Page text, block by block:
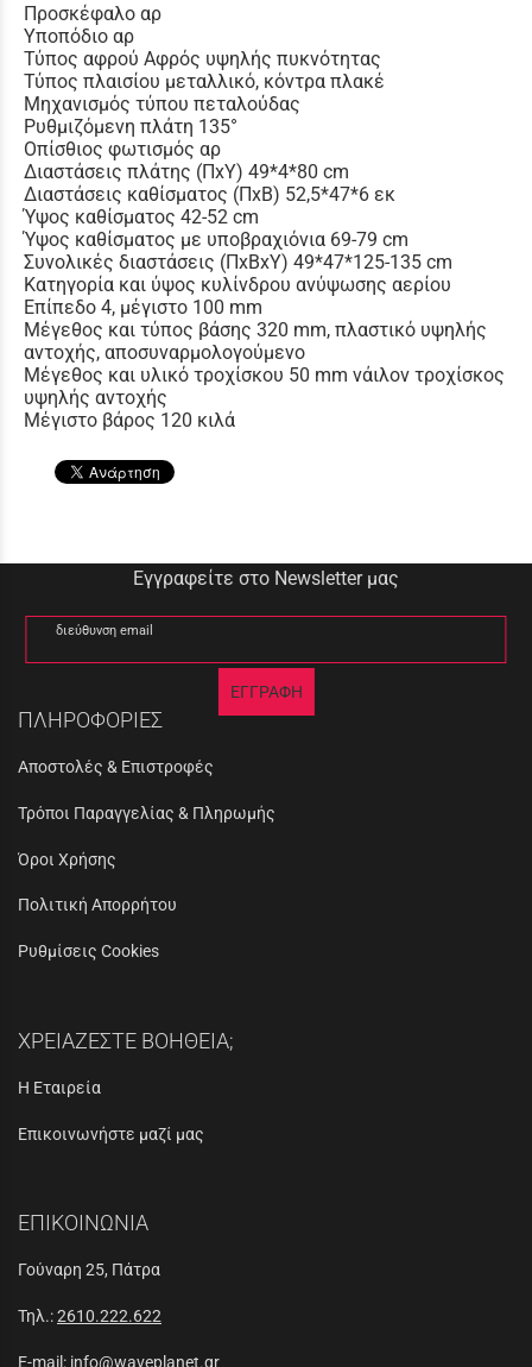
Προσκέφαλο αρ
Υποπόδιο αρ
Τύπος αφρού Αφρός υψηλής πυκνότητας
Τύπος πλαισίου μεταλλικό, κόντρα πλακέ
Μηχανισμός τύπου πεταλούδας
Ρυθμιζόμενη πλάτη 135°
Οπίσθιος φωτισμός αρ
Διαστάσεις πλάτης (ΠxΥ) 49*4*80 cm
Διαστάσεις καθίσματος (ΠxΒ) 52,5*47*6 εκ
Ύψος καθίσματος 42-52 cm
Ύψος καθίσματος με υποβραχιόνια 69-79 cm
Συνολικές διαστάσεις (ΠxΒxΥ) 49*47*125-135 cm
Κατηγορία και ύψος κυλίνδρου ανύψωσης αερίου
Επίπεδο 4, μέγιστο 100 mm
Μέγεθος και τύπος βάσης 320 mm, πλαστικό υψηλής
αντοχής, αποσυναρμολογούμενο
Μέγεθος και υλικό τροχίσκου 50 mm νάιλον τροχίσκος
υψηλής αντοχής
Μέγιστο βάρος 120 κιλά
Εγγραφείτε στο Newsletter μας
διεύθυνση email
ΕΓΓΡΑΦΗ
ΠΛΗΡΟΦΟΡΙΕΣ
Αποστολές & Επιστροφές
Τρόποι Παραγγελίας & Πληρωμής
Όροι Χρήσης
Πολιτική Απορρήτου
Ρυθμίσεις Cookies
ΧΡΕΙΑΖΕΣΤΕ ΒΟΗΘΕΙΑ;
Η Εταιρεία
Επικοινωνήστε μαζί μας
ΕΠΙΚΟΙΝΩΝΙΑ
Γούναρη 25, Πάτρα
Τηλ.:2610.222.622
E-mail: info@waveplanet.gr